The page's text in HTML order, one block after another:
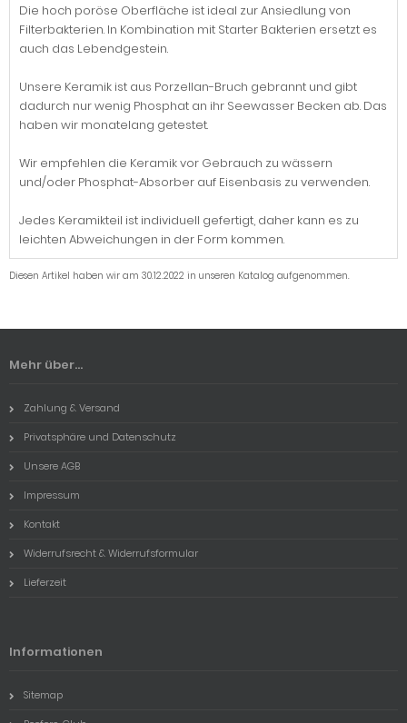
Die hoch poröse Oberfläche ist ideal zur Ansiedlung von
Filterbakterien. In Kombination mit Starter Bakterien ersetzt es
auch das Lebendgestein.
Unsere Keramik ist aus Porzellan-Bruch gebrannt und gibt
dadurch nur wenig Phosphat an ihr Seewasser Becken ab. Das
haben wir monatelang getestet.
Wir empfehlen die Keramik vor Gebrauch zu wässern
und/oder Phosphat-Absorber auf Eisenbasis zu verwenden.
Jedes Keramikteil ist individuell gefertigt, daher kann es zu
leichten Abweichungen in der Form kommen.
Diesen Artikel haben wir am 30.12.2022 in unseren Katalog aufgenommen.
Mehr über...
Zahlung & Versand
Privatsphäre und Datenschutz
Unsere AGB
Impressum
Kontakt
Widerrufsrecht & Widerrufsformular
Lieferzeit
Informationen
Sitemap